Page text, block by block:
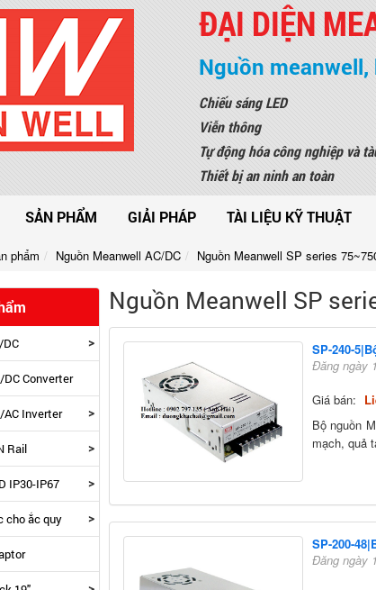
ĐẠI DIỆN
Nguồn
Chiếu sáng LED
Viễn thông
Tự động hóa công nghiệp và
Thiết bị an ninh an toàn
SẢN PHẨM GIẢI PHÁP TÀI LIỆU KỸ THUẬT
phẩm Nguồn Meanwell AC/DC Nguồn Meanwell SP series
Nguồn Meanwell SP
SP-240-
Đăng ngày
Giá bán:
Bộ nguồn
mạch, quả
SP-200-
Đăng ngày
>
Converter
AC Inverter >
Rail >
IP30-IP67 >
cho ắc quy >